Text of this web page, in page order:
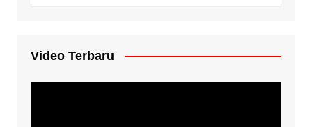
Video Terbaru